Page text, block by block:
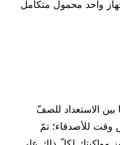
واحد محمول متكامل
بين الاستعداد للصفّ
للأصدقاء؛ تمّ